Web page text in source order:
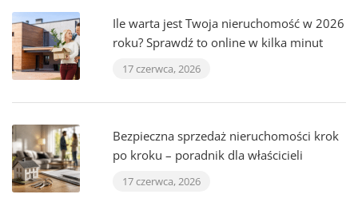
Ile warta jest Twoja nieruchomość w 2026
roku? Sprawdź to online w kilka minut
17 czerwca, 2026
Bezpieczna sprzedaż nieruchomości krok
po kroku – poradnik dla właścicieli
17 czerwca, 2026